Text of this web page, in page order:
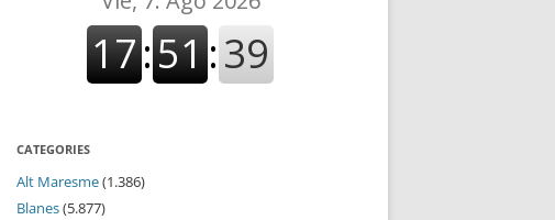
CATEGORIES
Alt Maresme(1.386)
Blanes(5.877)